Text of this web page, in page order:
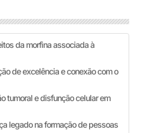
da morfina associada à
de excelência e conexão com o
tumoral e disfunção celular em
legado na formação de pessoas